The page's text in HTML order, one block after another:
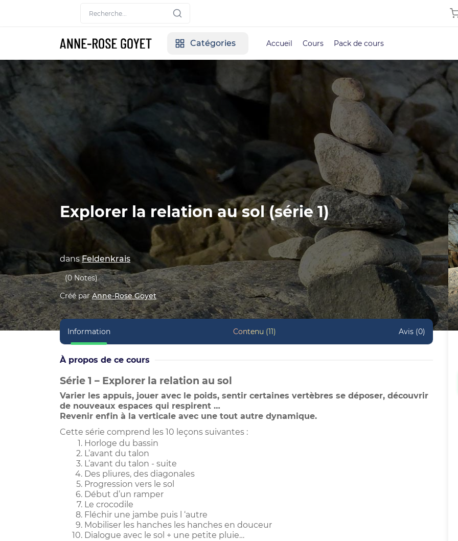
Catégories Accueil Cours Pack de cours
Explorer la relation au sol (série 1)
dansFeldenkrais
(0 Notes)
Créé par Anne-Rose Goyet
Information Contenu (11) Avis (0)
À propos de ce cours
Série 1 – Explorer la relation au sol
Varier les appuis, jouer avec le poids, sentir certaines vertèbres se déposer, découvrir
de nouveaux espaces qui respirent …
Revenir enfin à la verticale avec une tout autre dynamique.
Cette série comprend les 10 leçons suivantes :
Horloge du bassin
L’avant du talon
L’avant du talon - suite
Des pliures, des diagonales
Progression vers le sol
Début d’un ramper
Le crocodile
Fléchir une jambe puis l ‘autre
Mobiliser les hanches les hanches en douceur
Dialogue avec le sol + une petite pluie…